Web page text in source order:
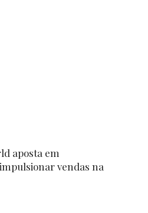
aposta em
vendas na